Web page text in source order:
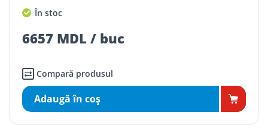
În stoc
6657 MDL / buc
Compară produsul
Adaugă în coş